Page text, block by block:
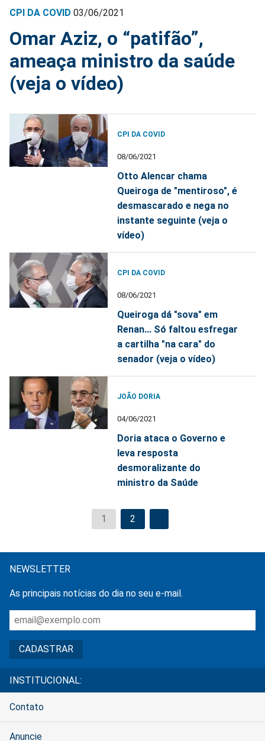
CPI DA COVID 03/06/2021
Omar Aziz, o “patifão”,
ameaça ministro da saúde
(veja o vídeo)
CPI DA COVID
08/06/2021
Otto Alencar chama
Queiroga de "mentiroso", é
desmascarado e nega no
instante seguinte (veja o
vídeo)
CPI DA COVID
08/06/2021
Queiroga dá "sova" em
Renan... Só faltou esfregar
a cartilha "na cara" do
senador (veja o vídeo)
JOÃO DORIA
04/06/2021
Doria ataca o Governo e
leva resposta
desmoralizante do
ministro da Saúde
1 2
NEWSLETTER
As principais notícias do dia no seu e-mail.
INSTITUCIONAL:
Contato
Anuncie